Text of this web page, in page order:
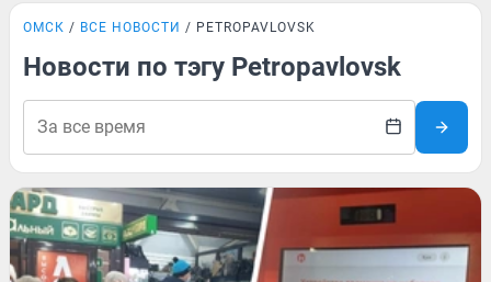
ОМСК ВСЕ НОВОСТИ PETROPAVLOVSK
Новости по тэгу Petropavlovsk